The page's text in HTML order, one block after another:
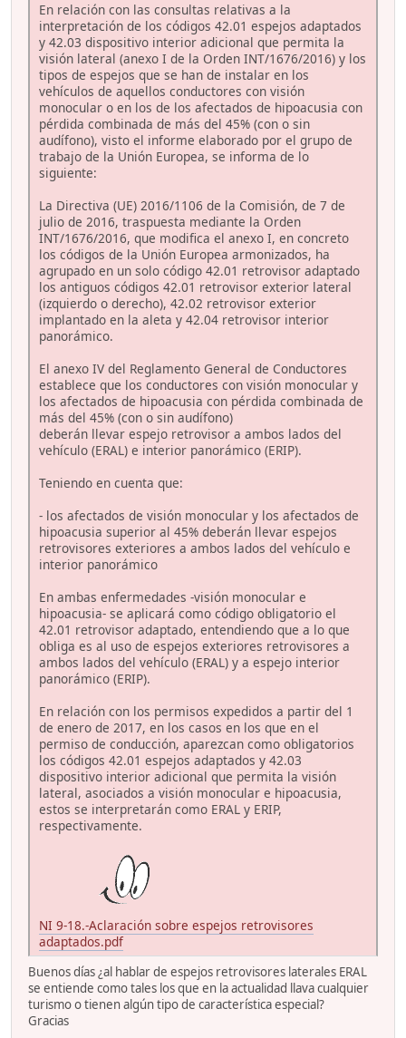
En relación con las consultas relativas a la
interpretación de los códigos 42.01 espejos adaptados
y 42.03 dispositivo interior adicional que permita la
visión lateral (anexo I de la Orden INT/1676/2016) y los
tipos de espejos que se han de instalar en los
vehículos de aquellos conductores con visión
monocular o en los de los afectados de hipoacusia con
pérdida combinada de más del 45% (con o sin
audífono), visto el informe elaborado por el grupo de
trabajo de la Unión Europea, se informa de lo
siguiente:
La Directiva (UE) 2016/1106 de la Comisión, de 7 de
julio de 2016, traspuesta mediante la Orden
INT/1676/2016, que modifica el anexo I, en concreto
los códigos de la Unión Europea armonizados, ha
agrupado en un solo código 42.01 retrovisor adaptado
los antiguos códigos 42.01 retrovisor exterior lateral
(izquierdo o derecho), 42.02 retrovisor exterior
implantado en la aleta y 42.04 retrovisor interior
panorámico.
El anexo IV del Reglamento General de Conductores
establece que los conductores con visión monocular y
los afectados de hipoacusia con pérdida combinada de
más del 45% (con o sin audífono)
deberán llevar espejo retrovisor a ambos lados del
vehículo (ERAL) e interior panorámico (ERIP).
Teniendo en cuenta que:
- los afectados de visión monocular y los afectados de
hipoacusia superior al 45% deberán llevar espejos
retrovisores exteriores a ambos lados del vehículo e
interior panorámico
En ambas enfermedades -visión monocular e
hipoacusia- se aplicará como código obligatorio el
42.01 retrovisor adaptado, entendiendo que a lo que
obliga es al uso de espejos exteriores retrovisores a
ambos lados del vehículo (ERAL) y a espejo interior
panorámico (ERIP).
En relación con los permisos expedidos a partir del 1
de enero de 2017, en los casos en los que en el
permiso de conducción, aparezcan como obligatorios
los códigos 42.01 espejos adaptados y 42.03
dispositivo interior adicional que permita la visión
lateral, asociados a visión monocular e hipoacusia,
estos se interpretarán como ERAL y ERIP,
respectivamente.
NI 9-18.-Aclaración sobre espejos retrovisores
adaptados.pdf
Buenos días ¿al hablar de espejos retrovisores laterales ERAL
se entiende como tales los que en la actualidad llava cualquier
turismo o tienen algún tipo de característica especial?
Gracias